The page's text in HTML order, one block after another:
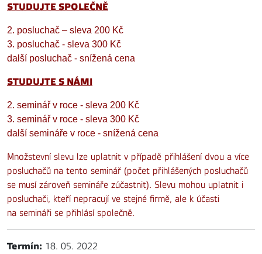
STUDUJTE SPOLEČNĚ
2. posluchač – sleva 200 Kč
3. posluchač - sleva 300 Kč
další posluchač - snížená cena
STUDUJTE S NÁMI
2. seminář v roce - sleva 200 Kč
3. seminář v roce - sleva 300 Kč
další semináře v roce - snížená cena
Množstevní slevu lze uplatnit v případě přihlášení dvou a více
posluchačů na tento seminář (počet přihlášených posluchačů
se musí zároveň semináře zúčastnit). Slevu mohou uplatnit i
posluchači, kteří nepracují ve stejné firmě, ale k účasti
na semináři se přihlásí společně.
Termín: 18. 05. 2022